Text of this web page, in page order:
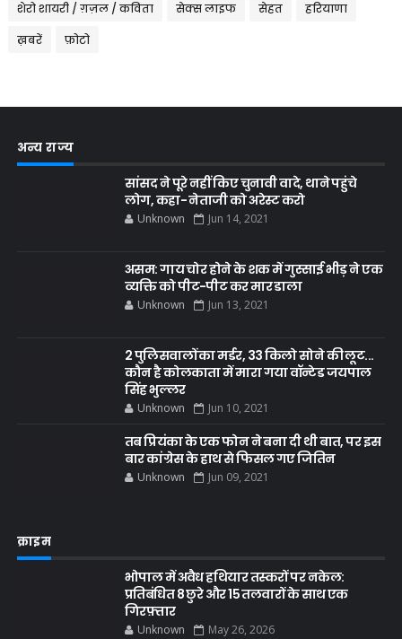
शेरो शायरी / ग़ज़ल / कविता सेक्स लाइफ सेहत हरियाणा
ख़बरें फ़ोटो
अन्य राज्य
सांसद ने पूरे नहीं किए चुनावी वादे, थाने पहुंचे
लोग, कहा- नेताजी को अरेस्ट करो
Unknown Jun 14, 2021
असम: गाय चोर होने के शक में गुस्साई भीड़ ने एक
व्यक्ति को पीट-पीट कर मार डाला
Unknown Jun 13, 2021
2 पुलिसवालों का मर्डर, 33 किलो सोने की लूट...
कौन है कोलकाता में मारा गया वॉन्टेड जयपाल
सिंह भुल्लर
Unknown Jun 10, 2021
तब प्रियंका के एक फोन ने बना दी थी बात, पर इस
बार कांग्रेस के हाथ से फिसल गए जितिन
Unknown Jun 09, 2021
क्राइम
भोपाल में अवैध हथियार तस्करों पर नकेल:
प्रतिबंधित 8 छुरे और 15 तलवारों के साथ एक
गिरफ़्तार
Unknown May 26, 2026